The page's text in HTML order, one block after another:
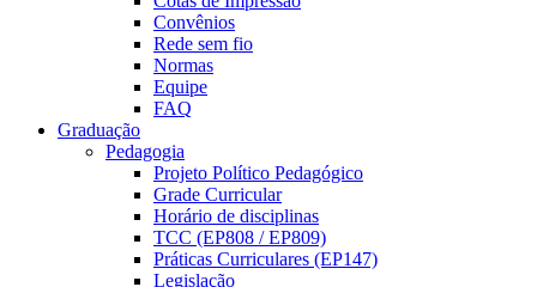
Convênios
Rede sem fio
Normas
Equipe
FAQ
Graduação
Pedagogia
Projeto Político Pedagógico
Grade Curricular
Horário de disciplinas
TCC (EP808 / EP809)
Práticas Curriculares (EP147)
Legislação